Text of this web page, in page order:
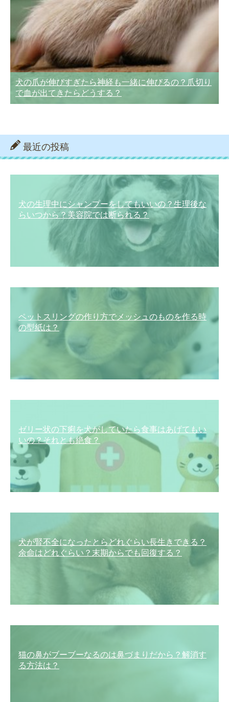
犬の爪が伸びすぎたら神経も一緒に伸びるの？爪切り
で血が出てきたらどうする？
最近の投稿
犬の生理中にシャンプーをしてもいいの？生理後な
らいつから？美容院では断られる？
ペットスリングの作り方でメッシュのものを作る時
の型紙は？
ゼリー状の下痢を犬がしていたら食事はあげてもい
いの？それとも絶食？
犬が腎不全になったとらどれぐらい長生きできる？
余命はどれぐらい？末期からでも回復する？
猫の鼻がブーブーなるのは鼻づまりだから？解消す
る方法は？